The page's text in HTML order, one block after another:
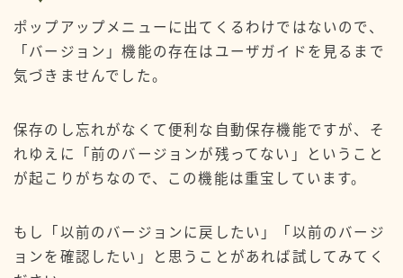
ポップアップメニューに出てくるわけではないので、
「バージョン」機能の存在はユーザガイドを見るまで
気づきませんでした。
保存のし忘れがなくて便利な自動保存機能ですが、そ
れゆえに「前のバージョンが残ってない」ということ
が起こりがちなので、この機能は重宝しています。
もし「以前のバージョンに戻したい」「以前のバージ
ョンを確認したい」と思うことがあれば試してみてく